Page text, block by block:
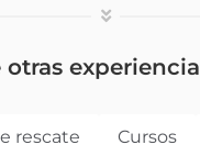
otras
rescate Cursos